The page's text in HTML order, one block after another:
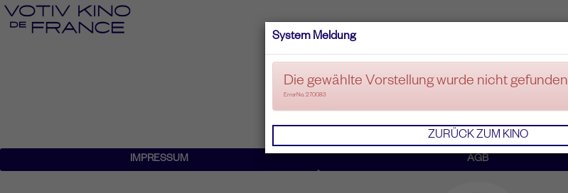
System Meldung
Die gewählte Vorstellung wurde nicht gefunden
ErrorNo. 270083
ZURÜCK ZUM KINO
IMPRESSUM AGB